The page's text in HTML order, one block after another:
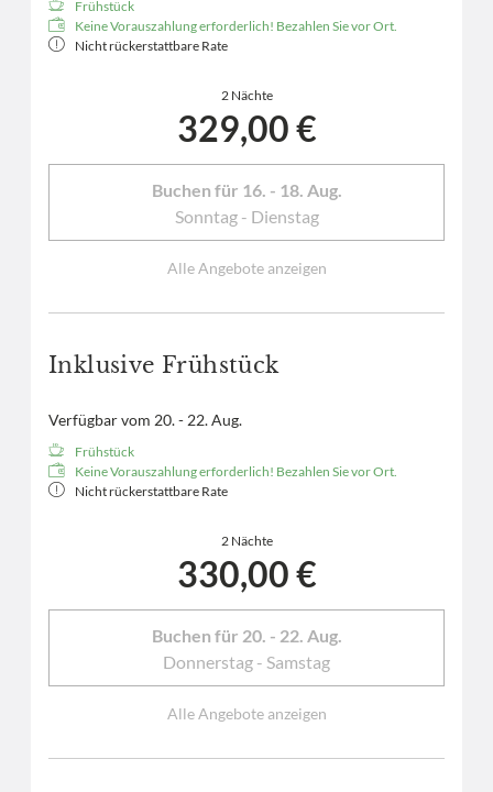
Frühstück
Keine Vorauszahlung erforderlich! Bezahlen Sie vor Ort.
Nicht rückerstattbare Rate
2 Nächte
329,00 €
Buchen für 16. - 18. Aug.
Sonntag - Dienstag
Alle Angebote anzeigen
Inklusive Frühstück
Verfügbar vom 20. - 22. Aug.
Frühstück
Keine Vorauszahlung erforderlich! Bezahlen Sie vor Ort.
Nicht rückerstattbare Rate
2 Nächte
330,00 €
Buchen für 20. - 22. Aug.
Donnerstag - Samstag
Alle Angebote anzeigen